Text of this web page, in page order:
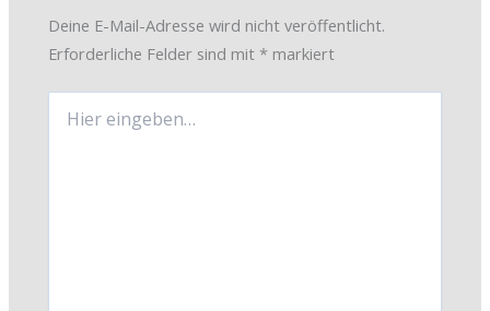
Deine E-Mail-Adresse wird nicht veröffentlicht.
Erforderliche Felder sind mit* markiert
eingeben…